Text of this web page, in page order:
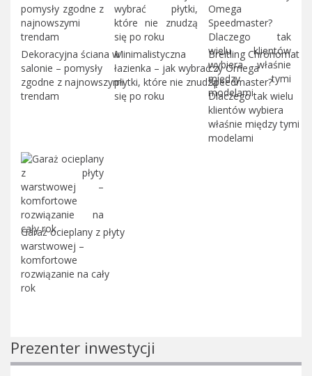
Dekoracyjna ściana w
salonie – pomysły
zgodne z najnowszymi
trendam
Minimalistyczna
łazienka – jak wybrać
płytki, które nie znudzą
się po roku
Breitling Chronomat
czy Omega
Speedmaster?
Dlaczego tak wielu
klientów wybiera
właśnie między tymi
modelami
Garaż ocieplany z płyty
warstwowej –
komfortowe
rozwiązanie na cały
rok
Prezenter inwestycji